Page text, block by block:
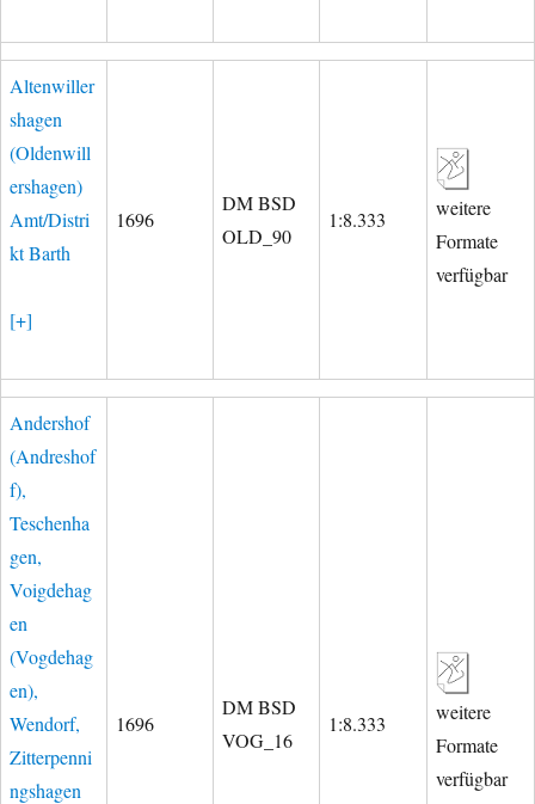
Altenwiller
shagen
(Oldenwill
ershagen)
Amt/Distri
kt Barth
[+]
1696
DM BSD
OLD_90
1:8.333
weitere
Formate
verfügbar
Andershof
(Andreshof
f),
Teschenha
gen,
Voigdehag
en
(Vogdehag
en),
Wendorf,
Zitterpenni
ngshagen
1696
DM BSD
VOG_16
1:8.333
weitere
Formate
verfügbar